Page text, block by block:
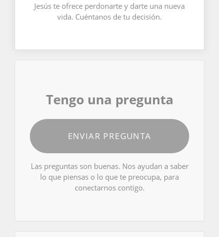
Jesús te ofrece perdonarte y darte una nueva
vida. Cuéntanos de tu decisión.
Tengo una pregunta
ENVIAR PREGUNTA
Las preguntas son buenas. Nos ayudan a saber
lo que piensas o lo que te preocupa, para
conectarnos contigo.